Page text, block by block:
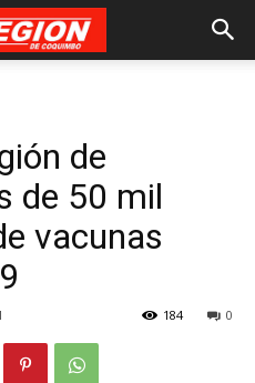
de
de 50 mil
vacunas
0
184